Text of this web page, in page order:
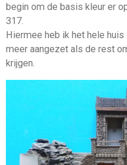
begin om de basis kleur er
317.
Hiermee heb ik het hele
meer aangezet als de rest
krijgen.